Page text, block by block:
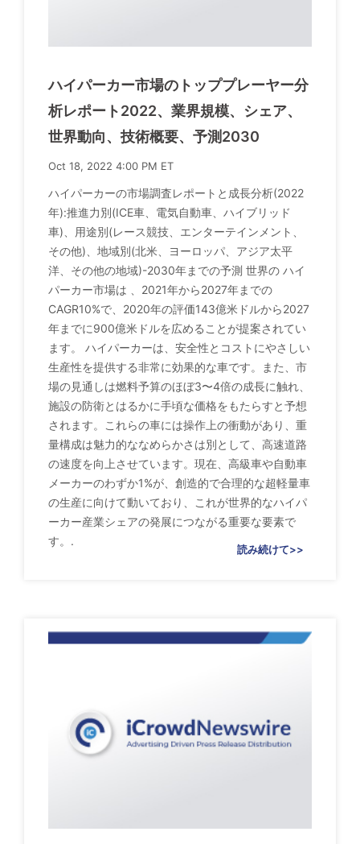
ハイパーカー市場のトッププレーヤー分
析レポート2022、業界規模、シェア、
世界動向、技術概要、予測2030
Oct 18, 2022 4:00 PM ET
ハイパーカーの市場調査レポートと成長分析(2022
年):推進力別(ICE車、電気自動車、ハイブリッド
車)、用途別(レース競技、エンターテインメント、
その他)、地域別(北米、ヨーロッパ、アジア太平
洋、その他の地域)-2030年までの予測 世界の ハイ
パーカー市場は 、2021年から2027年までの
CAGR10%で、2020年の評価143億米ドルから2027
年までに900億米ドルを広めることが提案されてい
ます。 ハイパーカーは、安全性とコストにやさしい
生産性を提供する非常に効果的な車です。また、市
場の見通しは燃料予算のほぼ3〜4倍の成長に触れ、
施設の防衛とはるかに手頃な価格をもたらすと予想
されます。これらの車には操作上の衝動があり、重
量構成は魅力的ななめらかさは別として、高速道路
の速度を向上させています。現在、高級車や自動車
メーカーのわずか1%が、創造的で合理的な超軽量車
の生産に向けて動いており、これが世界的なハイパ
ーカー産業シェアの発展につながる重要な要素で
す。.
読み続けて>>